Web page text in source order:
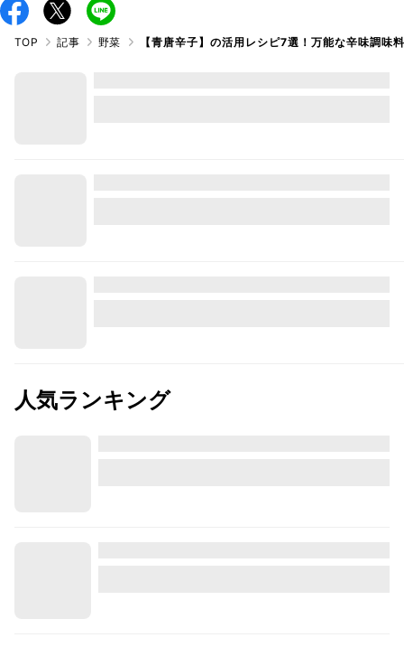
TOP 記事 野菜 【青唐辛子】の活用レシピ7選！万能な辛味調味料
人気ランキング